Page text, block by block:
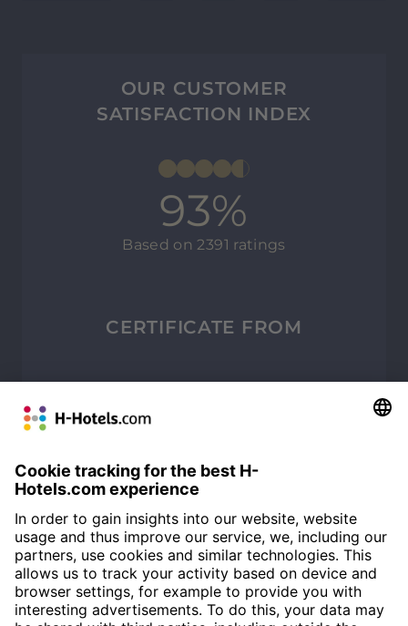
OUR CUSTOMER
SATISFACTION INDEX
93%
Based on 2391 ratings
CERTIFICATE FROM
Independent evaluation service
Evaluations from real guests
without manipulating
What is this?